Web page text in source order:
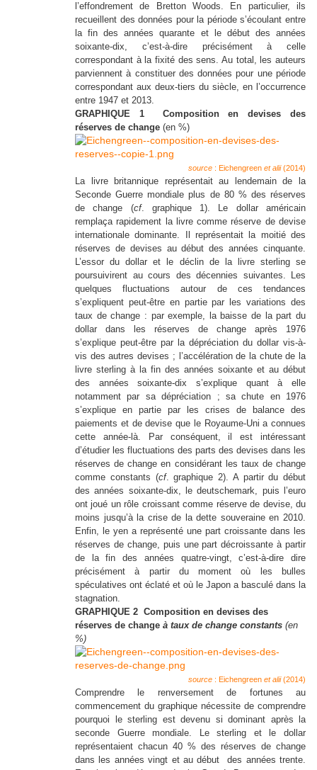
l’effondrement de Bretton Woods. En particulier, ils
recueillent des données pour la période s’écoulant entre
la fin des années quarante et le début des années
soixante-dix, c’est-à-dire précisément à celle
correspondant à la fixité des sens. Au total, les auteurs
parviennent à constituer des données pour une période
correspondant aux deux-tiers du siècle, en l’occurrence
entre 1947 et 2013.
GRAPHIQUE 1 Composition en devises des
réserves de change (en %)
source : Eichengreen et alii(2014)
La livre britannique représentait au lendemain de la
Seconde Guerre mondiale plus de 80 % des réserves
de change (cf. graphique 1). Le dollar américain
remplaça rapidement la livre comme réserve de devise
internationale dominante. Il représentait la moitié des
réserves de devises au début des années cinquante.
L’essor du dollar et le déclin de la livre sterling se
poursuivirent au cours des décennies suivantes. Les
quelques fluctuations autour de ces tendances
s’expliquent peut-être en partie par les variations des
taux de change : par exemple, la baisse de la part du
dollar dans les réserves de change après 1976
s’explique peut-être par la dépréciation du dollar vis-à-
vis des autres devises ; l’accélération de la chute de la
livre sterling à la fin des années soixante et au début
des années soixante-dix s’explique quant à elle
notamment par sa dépréciation ; sa chute en 1976
s’explique en partie par les crises de balance des
paiements et de devise que le Royaume-Uni a connues
cette année-là. Par conséquent, il est intéressant
d’étudier les fluctuations des parts des devises dans les
réserves de change en considérant les taux de change
comme constants (cf. graphique 2). A partir du début
des années soixante-dix, le deutschemark, puis l’euro
ont joué un rôle croissant comme réserve de devise, du
moins jusqu’à la crise de la dette souveraine en 2010.
Enfin, le yen a représenté une part croissante dans les
réserves de change, puis une part décroissante à partir
de la fin des années quatre-vingt, c’est-à-dire dire
précisément à partir du moment où les bulles
spéculatives ont éclaté et où le Japon a basculé dans la
stagnation.
GRAPHIQUE 2 Composition en devises des
réserves de change à taux de change constants (en
%)
source : Eichengreen et alii(2014)
Comprendre le renversement de fortunes au
commencement du graphique nécessite de comprendre
pourquoi le sterling est devenu si dominant après la
seconde Guerre mondiale. Le sterling et le dollar
représentaient chacun 40 % des réserves de change
dans les années vingt et au début des années trente.